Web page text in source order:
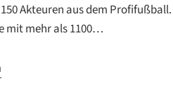
Akteuren aus dem Profifußball.
mit mehr als 1100…